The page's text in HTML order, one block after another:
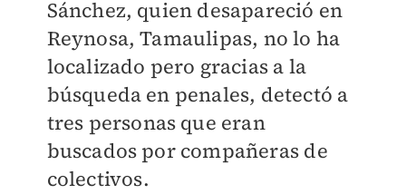
Sánchez, quien desapareció en
Reynosa, Tamaulipas, no lo ha
localizado pero gracias a la
búsqueda en penales, detectó a
tres personas que eran
buscados por compañeras de
colectivos.